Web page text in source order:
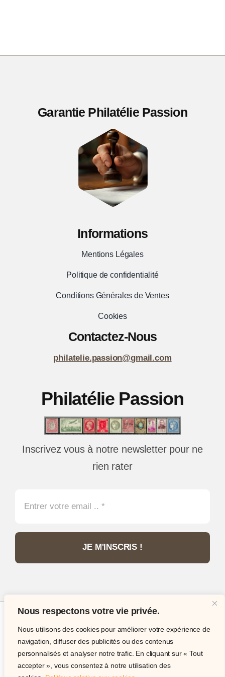
Nous respectons votre vie privée.
Nous utilisons des cookies pour améliorer votre expérience de
navigation, diffuser des publicités ou des contenus
personnalisés et analyser notre trafic. En cliquant sur « Tout
accepter », vous consentez à notre utilisation des
Informations
Mentions Légales
Politique de confidentialité
Conditions Générales de Ventes
Cookies
Contactez-Nous
philatelie.passion@gmail.com
Garantie Philatélie Passion
Philatélie Passion
Inscrivez vous à notre newsletter pour ne
rien rater
JE M'INSCRIS !
© Copyright 2012 - 2026 •Philatélie Passion•
Tous droits réservés • Site internet réalisé par